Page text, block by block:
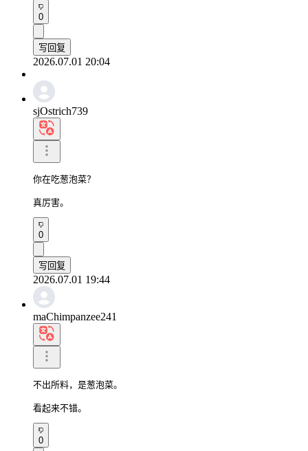
0
写回复
2026.07.01 20:04
sjOstrich739
你在吃葱泡菜？
真厉害。
0
写回复
2026.07.01 19:44
maChimpanzee241
不出所料，是葱泡菜。
看起来不错。
0